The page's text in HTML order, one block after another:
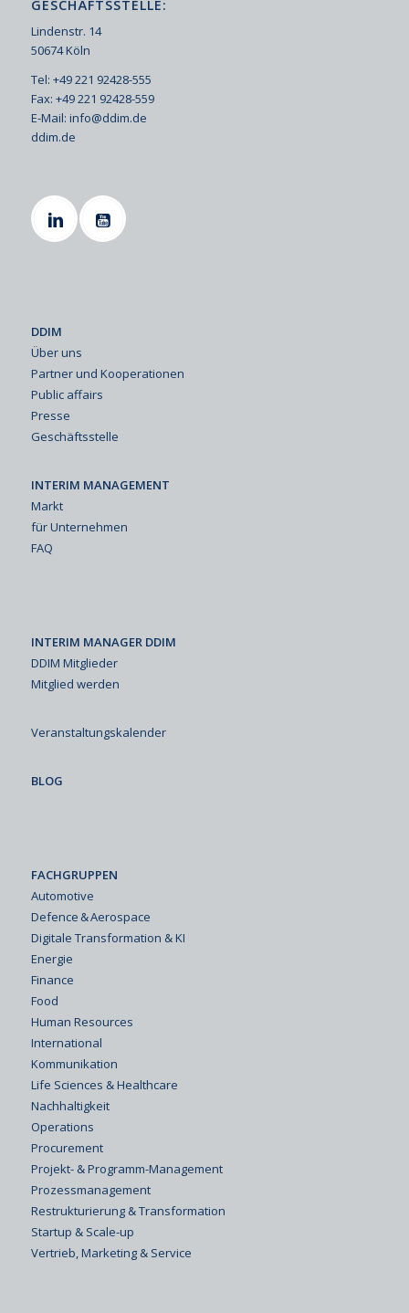
GESCHÄFTSSTELLE:
Lindenstr. 14
50674 Köln
Tel: +49 221 92428-555
Fax: +49 221 92428-559
E-Mail: info@ddim.de
ddim.de
DDIM
Über uns
Partner und Kooperationen
Public affairs
Presse
Geschäftsstelle
INTERIM MANAGEMENT
Markt
für Unternehmen
FAQ
INTERIM MANAGER DDIM
DDIM Mitglieder
Mitglied werden
Veranstaltungskalender
BLOG
FACHGRUPPEN
Automotive
Defence & Aerospace
Digitale Transformation & KI
Energie
Finance
Food
Human Resources
International
Kommunikation
Life Sciences & Healthcare
Nachhaltigkeit
Operations
Procurement
Projekt- & Programm-Management
Prozessmanagement
Restrukturierung & Transformation
Startup & Scale-up
Vertrieb, Marketing & Service